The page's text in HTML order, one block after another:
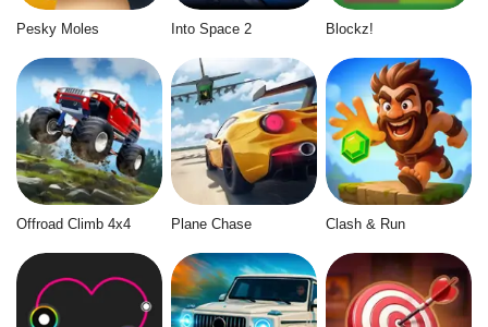
Pesky Moles Into Space 2 Blockz!
Offroad Climb 4x4 Plane Chase Clash & Run